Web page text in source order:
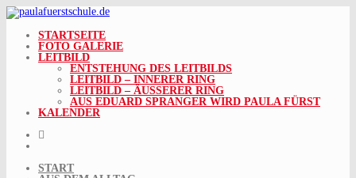
Skip
to
content STARTSEITE
FOTO GALERIE
LEITBILD
ENTSTEHUNG DES LEITBILDS
LEITBILD – INNERER RING
LEITBILD – ÄUSSERER RING
AUS EDUARD SPRANGER WIRD PAULA FÜRST
KALENDER
START